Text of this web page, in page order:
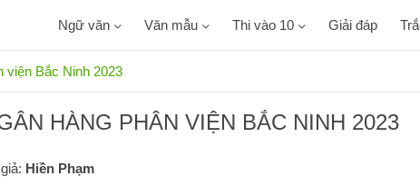
Ngữ văn Văn mẫu Thi vào 10 Giải đáp
viện Bắc Ninh 2023
HÀNG PHÂN VIỆN BẮC NINH 2023
Hiền Phạm